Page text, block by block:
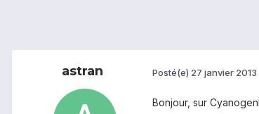
astran Posté(e) 27 janvier 2013
Bonjour, sur